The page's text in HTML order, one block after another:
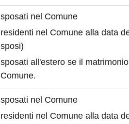
sposati nel Comune
residenti nel Comune alla data
sposi)
sposati all'estero se il
Comune.
sposati nel Comune
residenti nel Comune alla data